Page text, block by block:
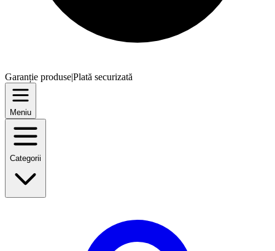
Garanție produse|Plată securizată
Meniu
Categorii